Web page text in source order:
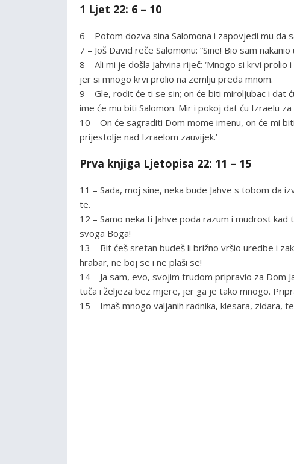
1 Ljet 22: 6 – 10
6 – Potom dozva sina Salomona i zapovjedi mu da
7 – Još David reče Salomonu: “Sine! Bio sam
8 – Ali mi je došla Jahvina riječ: ‘Mnogo si krvi
jer si mnogo krvi prolio na zemlju preda mnom.
9 – Gle, rodit će ti se sin; on će biti miroljubac i dat
ime će mu biti Salomon. Mir i pokoj dat ću Izraelu
10 – On će sagraditi Dom mome imenu, on će mi
prijestolje nad Izraelom zauvijek.’
Prva knjiga Ljetopisa 22: 11 – 15
11 – Sada, moj sine, neka bude Jahve s tobom da
te.
12 – Samo neka ti Jahve poda razum i mudrost
svoga Boga!
13 – Bit ćeš sretan budeš li brižno vršio uredbe i
hrabar, ne boj se i ne plaši se!
14 – Ja sam, evo, svojim trudom pripravio za Dom
tuča i željeza bez mjere, jer ga je tako mnogo.
15 – Imaš mnogo valjanih radnika, klesara, zidara,